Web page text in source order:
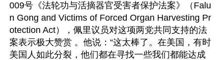
009号《法轮功与活摘器官受害者保护法案》（Falu
n Gong and Victims of Forced Organ Harvesting Pr
otection Act），佩里议员对这项两党共同支持的法
案表示极大赞赏 。他说：“这太棒了。在美国，有时
美国人如此分裂，他们都在寻找一些我们都能达成